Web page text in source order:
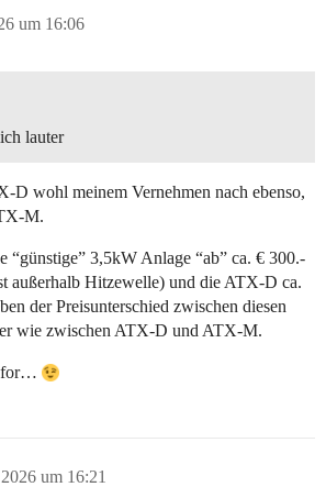
um 16:06
lauter
D wohl meinem Vernehmen nach ebenso,
M.
“günstige” 3,5kW Anlage “ab” ca. € 300.-
außerhalb Hitzewelle) und die ATX-D ca.
der Preisunterschied zwischen diesen
wie zwischen ATX-D und ATX-M.
for…
um 16:21